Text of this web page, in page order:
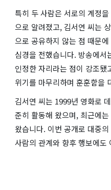
특히 두 사람은 서로의 계정
으로 알려졌고, 김서연 씨는
으로 공유하지 않는 점 때문
심경을 전했습니다. 방송에서
인정한 자리라는 점이 강조됐
위기를 마무리하며 훈훈함을
김서연 씨는 1999년 영화로
준히 활동해 왔으며, 최근에
왔습니다. 이번 공개로 대중
사람의 관계와 향후 행보에도